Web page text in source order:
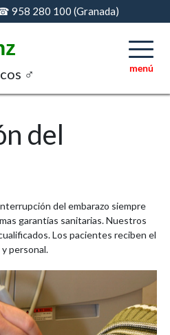
280 100 (Granada)
♂
del
del embarazo siempre
garantías sanitarias. Nuestros
Los pacientes reciben el
personal.